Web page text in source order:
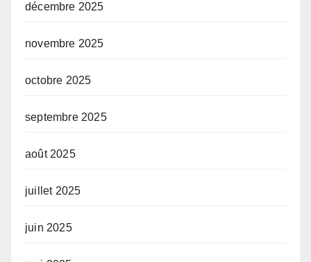
décembre 2025
novembre 2025
octobre 2025
septembre 2025
août 2025
juillet 2025
juin 2025